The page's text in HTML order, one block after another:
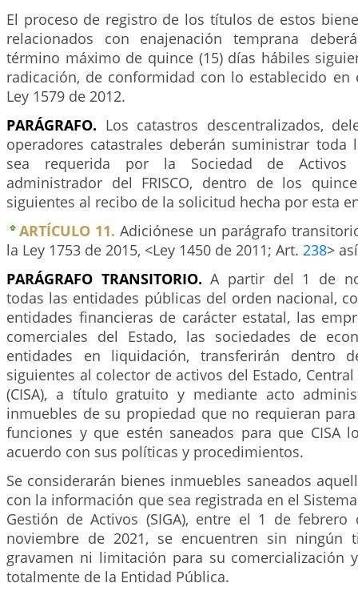
El proceso de registro de los títulos de estos
relacionados con enajenación temprana
término máximo de quince (15) días hábiles
radicación, de conformidad con lo establecido
Ley 1579 de 2012.
PARÁGRAFO. Los catastros descentralizados,
operadores catastrales deberán suministrar toda
sea requerida por la Sociedad de Activos
administrador del FRISCO, dentro de los
siguientes al recibo de la solicitud hecha por esta
ARTÍCULO 11. Adiciónese un parágrafo
la Ley 1753 de 2015, <Ley 1450 de 2011; Art. 238>
PARÁGRAFO TRANSITORIO. A partir del 1 de
todas las entidades públicas del orden nacional,
entidades financieras de carácter estatal, las
comerciales del Estado, las sociedades de
entidades en liquidación, transferirán dentro
siguientes al colector de activos del Estado, Central
(CISA), a título gratuito y mediante acto
inmuebles de su propiedad que no requieran
funciones y que estén saneados para que CISA
acuerdo con sus políticas y procedimientos.
Se considerarán bienes inmuebles saneados
con la información que sea registrada en el
Gestión de Activos (SIGA), entre el 1 de
noviembre de 2021, se encuentren sin ningún
gravamen ni limitación para su comercialización
totalmente de la Entidad Pública.